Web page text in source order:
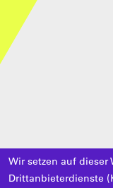
Wir setzen auf dieser
Drittanbieterdienste